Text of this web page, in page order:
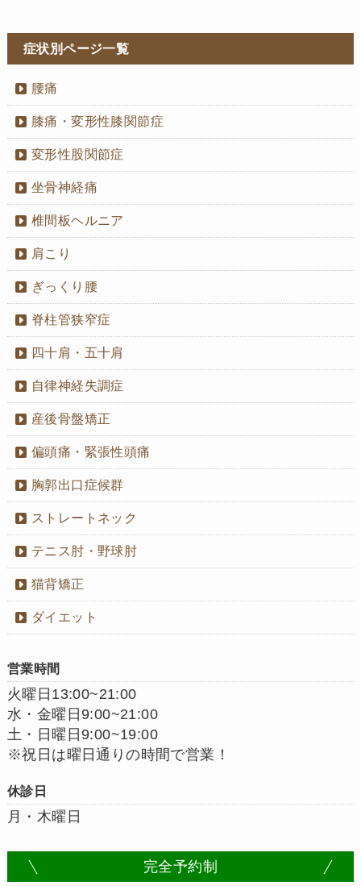
症状別ページ一覧
腰痛
膝痛・変形性膝関節症
変形性股関節症
坐骨神経痛
椎間板ヘルニア
肩こり
ぎっくり腰
脊柱管狭窄症
四十肩・五十肩
自律神経失調症
産後骨盤矯正
偏頭痛・緊張性頭痛
胸郭出口症候群
ストレートネック
テニス肘・野球肘
猫背矯正
ダイエット
営業時間
火曜日13:00~21:00
水・金曜日9:00~21:00
土・日曜日9:00~19:00
※祝日は曜日通りの時間で営業！
休診日
月・木曜日
完全予約制